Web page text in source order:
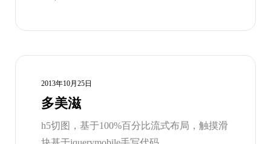
2013年10月25日
多美滋
h5切图，基于100%百分比流式布局，触摸滑